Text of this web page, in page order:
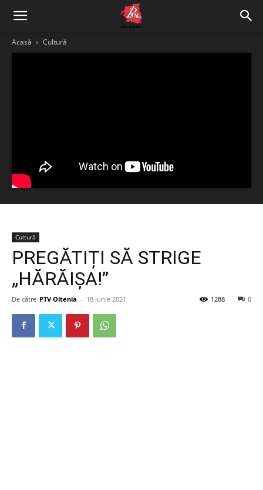
Acasă Cultură
Cultură
PREGĂTIȚI SĂ STRIGE
„HĂRĂIȘA!”
De către PTV Oltenia - 18 iunie 2021 0
1288